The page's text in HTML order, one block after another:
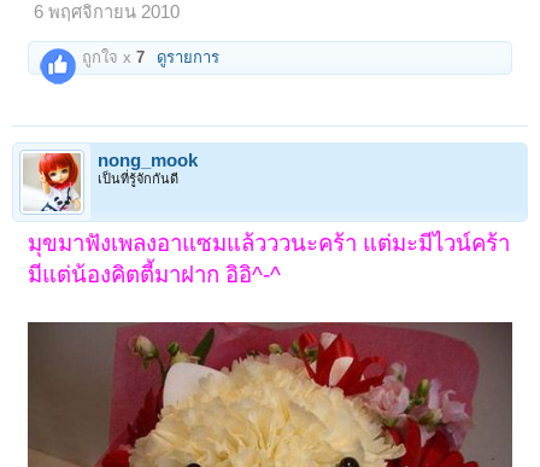
6 พฤศจิกายน 2010
ถูกใจ x7 ดูรายการ
nong_mook
เป็นที่รู้จักกันดี
มุขมาฟังเพลงอาแซมแล้วววนะคร้า แต่มะมีไวน์คร้า
มีแต่น้องคิตตี้มาฝาก อิอิ^-^